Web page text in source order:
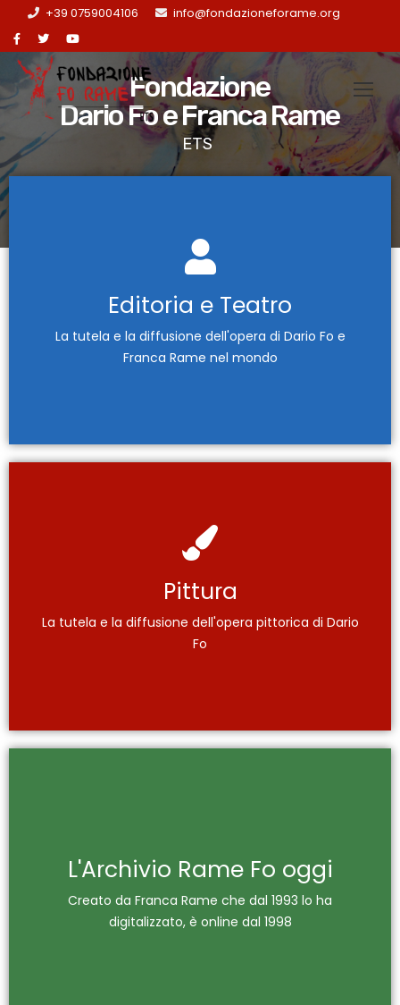
+39 0759004106 info@fondazioneforame.org
Fondazione
Dario Fo e Franca Rame
ETS
Editoria e Teatro
La tutela e la diffusione dell'opera di Dario Fo e
Franca Rame nel mondo
Eventi, Convegni, Spettacoli Teatrali, Traduzioni e
Pubblicazioni
Pittura
La tutela e la diffusione dell'opera pittorica di Dario
Fo
Eventi, Mostre, Percorsi espositivi 2.0, Scenotecnica,
Certificati di autentica, Cataloghi
L'Archivio Rame Fo oggi
Creato da Franca Rame che dal 1993 lo ha
digitalizzato, è online dal 1998
Il futuro dell'Archivio Rame Fo